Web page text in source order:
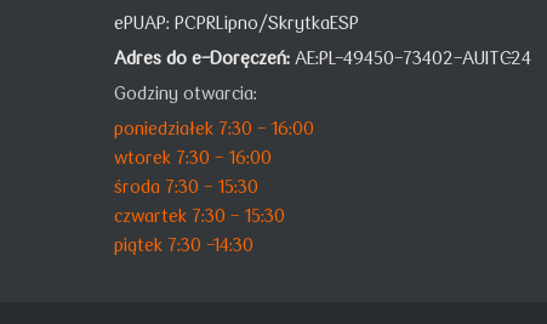
ePUAP: PCPRLipno/SkrytkaESP
Adres do e-Doręczeń: AE:PL-49450-73402-AUITC-24
Godziny otwarcia:
poniedziałek 7:30 - 16:00
wtorek 7:30 - 16:00
środa 7:30 - 15:30
czwartek 7:30 - 15:30
piątek 7:30 -14:30